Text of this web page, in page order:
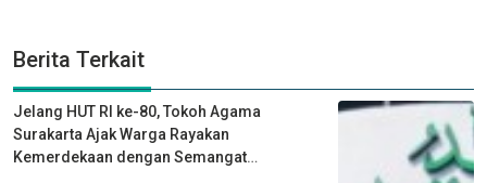
Berita Terkait
Jelang HUT RI ke-80, Tokoh Agama
Surakarta Ajak Warga Rayakan
Kemerdekaan dengan Semangat